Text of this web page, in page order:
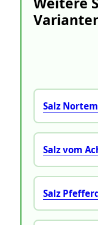
Salz
Salz vom
Salz